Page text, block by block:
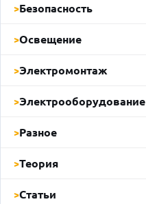
Безопасность
Освещение
Электромонтаж
Электрооборудование
Разное
Теория
Статьи